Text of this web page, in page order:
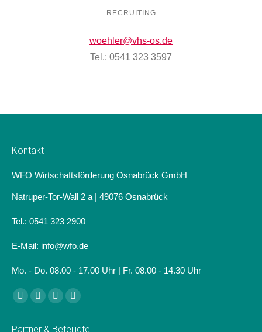
RECRUITING
woehler@vhs-os.de
Tel.: 0541 323 3597
Kontakt
WFO Wirtschaftsförderung Osnabrück GmbH
Natruper-Tor-Wall 2 a | 49076 Osnabrück
Tel.: 0541 323 2900
E-Mail: info@wfo.de
Mo. - Do. 08.00 - 17.00 Uhr | Fr. 08.00 - 14.30 Uhr
Finden Sie uns auf:
Facebook
LinkedinInstagram
Website
Partner & Beteiligte